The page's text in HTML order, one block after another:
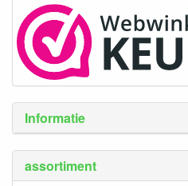
Informatie
assortiment